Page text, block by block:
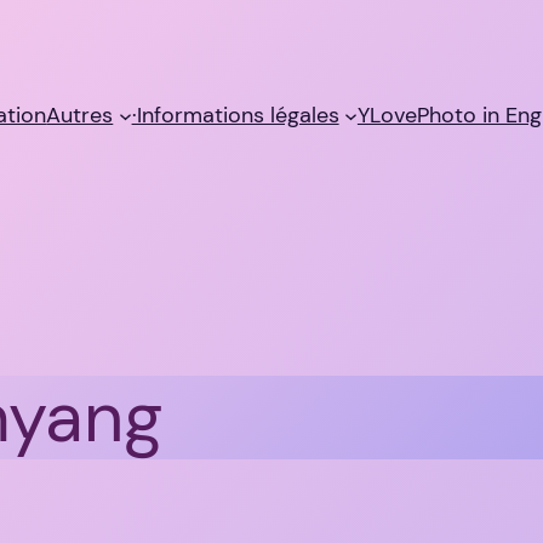
Autres ·Informations légales YLovePhoto in